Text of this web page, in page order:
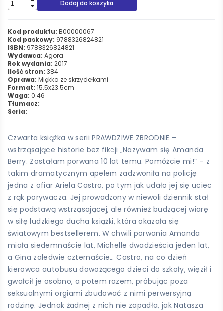
Dodaj do koszyka
Kod produktu: B00000067
Kod paskowy: 9788326824821
ISBN: 9788326824821
Wydawca: Agora
Rok wydania: 2017
Ilość stron: 384
Oprawa: Miękka ze skrzydełkami
Format: 15.5x23.5cm
Waga: 0.46
Tłumacz:
Seria:
Czwarta książka w serii PRAWDZIWE ZBRODNIE –
wstrząsające historie bez fikcji „Nazywam się Amanda
Berry. Zostałam porwana 10 lat temu. Pomóżcie mi!” – z
takim dramatycznym apelem zadzwoniła na policję
jedna z ofiar Ariela Castro, po tym jak udało jej się uciec
z rąk porywacza. Jej prowadzony w niewoli dziennik stał
się podstawą wstrząsającej, ale również budzącej wiarę
w siłę ludzkiego ducha książki, która okazała się
światowym bestsellerem. W chwili porwania Amanda
miała siedemnaście lat, Michelle dwadzieścia jeden lat,
a Gina zaledwie czternaście… Castro, na co dzień
kierowca autobusu dowożącego dzieci do szkoły, więził i
gwałcił je osobno, a potem razem, próbując poza
seksualnymi orgiami zbudować z nimi perwersyjną
rodzinę. Jednak żadnej z nich nie zapadła, jak Natasza